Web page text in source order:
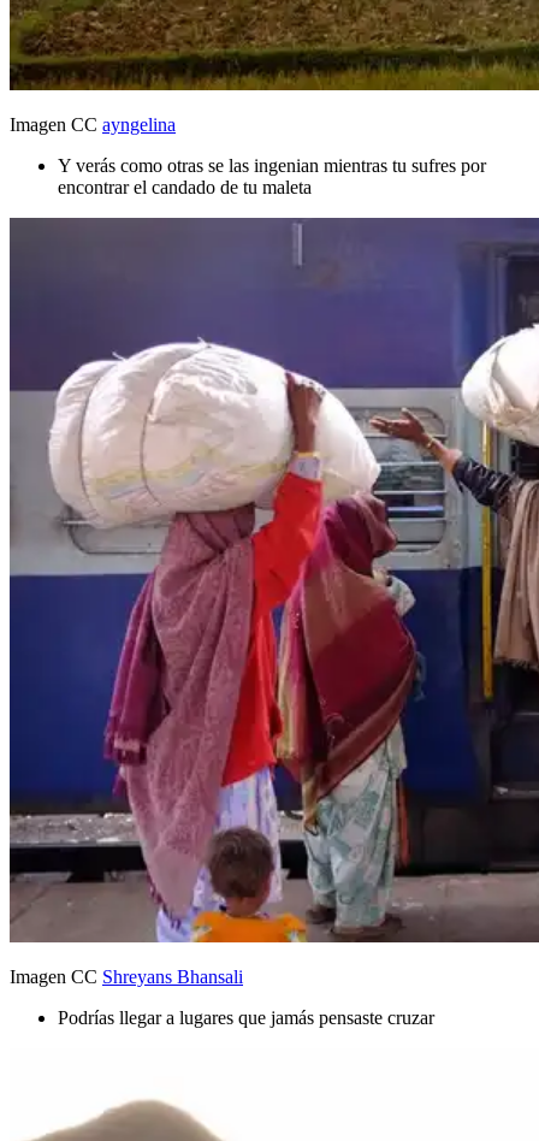
Imagen CC ayngelina
Y verás como otras se las ingenian mientras tu sufres por
encontrar el candado de tu maleta
Imagen CC Shreyans Bhansali
Podrías llegar a lugares que jamás pensaste cruzar